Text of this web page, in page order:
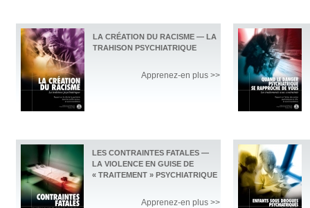
LA CRÉATION DU RACISME — LA
TRAHISON PSYCHIATRIQUE
Apprenez-en plus >>
LES CONTRAINTES FATALES —
LA VIOLENCE EN GUISE DE
« TRAITEMENT » PSYCHIATRIQUE
Apprenez-en plus >>